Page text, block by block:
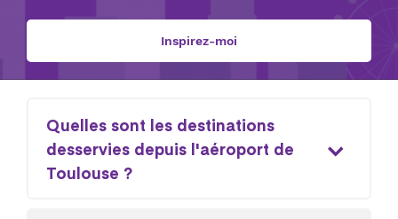
Inspirez-moi
Quelles sont les destinations
desservies depuis l'aéroport de
Toulouse ?